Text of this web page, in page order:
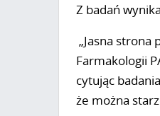
Z badań
„Jasna strona
Farmakologii
cytując
że można